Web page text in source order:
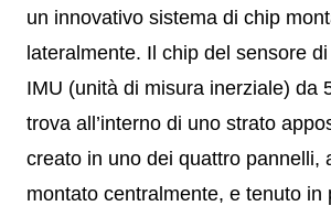
un innovativo sistema di chip
lateralmente. Il chip del sensore
IMU (unità di misura inerziale) da
trova all’interno di uno strato
creato in uno dei quattro pannelli,
montato centralmente, e tenuto in